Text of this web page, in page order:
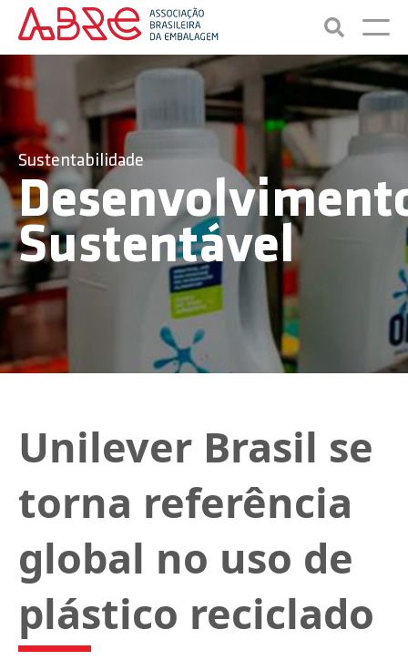
Sustentabilidade
Sustentável
Unilever Brasil se
torna referência
global no uso de
plástico reciclado